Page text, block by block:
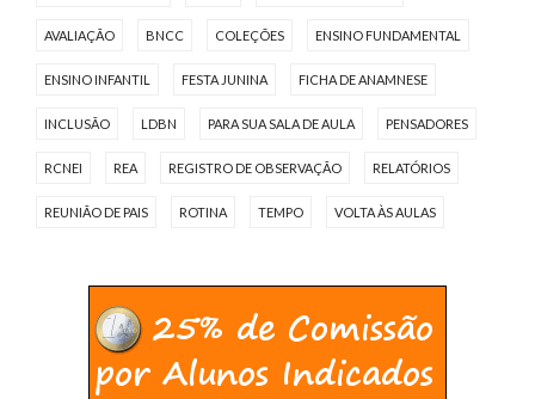
AVALIAÇÃO BNCC COLEÇÕES ENSINO FUNDAMENTAL
ENSINO INFANTIL FESTA JUNINA FICHA DE ANAMNESE
INCLUSÃO LDBN PARA SUA SALA DE AULA PENSADORES
RCNEI REA REGISTRO DE OBSERVAÇÃO RELATÓRIOS
REUNIÃO DE PAIS ROTINA TEMPO VOLTA ÀS AULAS